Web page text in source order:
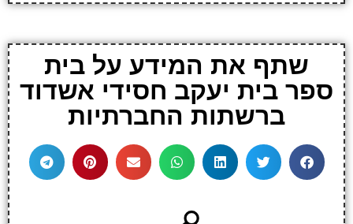
שתף את המידע על בית
ספר בית יעקב חסידי אשדוד
ברשתות החברתיות